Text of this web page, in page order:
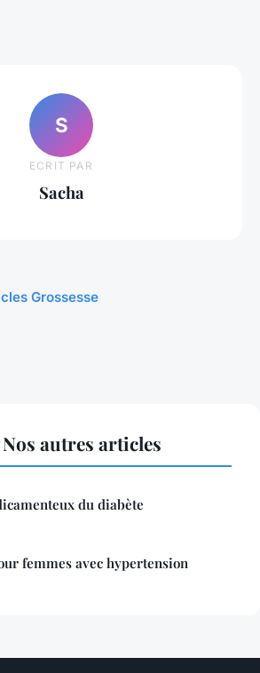
S
ECRIT PAR
Sacha
Grossesse
autres articles
du diabète
femmes avec hypertension